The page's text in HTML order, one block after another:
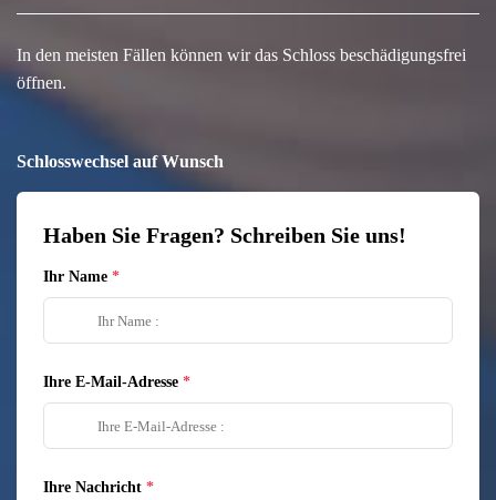
In den meisten Fällen können wir das Schloss beschädigungsfrei
öffnen.
Schlosswechsel auf Wunsch
Haben Sie Fragen? Schreiben Sie uns!
Ihr Name
Ihre E-Mail-Adresse
Ihre Nachricht